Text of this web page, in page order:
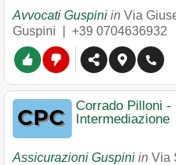
Avvocati Guspini in Via
Guspini
+39 0704636932
Corrado Pilloni -
Intermediazione
Assicurazioni Guspini in Via